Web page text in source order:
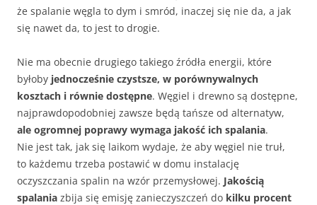
że spalanie węgla to dym i smród, inaczej się nie da, a jak
się nawet da, to jest to drogie.
Nie ma obecnie drugiego takiego źródła energii, które
byłoby jednocześnie czystsze, w porównywalnych
kosztach i równie dostępne. Węgiel i drewno są dostępne,
najprawdopodobniej zawsze będą tańsze od alternatyw,
ale ogromnej poprawy wymaga jakość ich spalania.
Nie jest tak, jak się laikom wydaje, że aby węgiel nie truł,
to każdemu trzeba postawić w domu instalację
oczyszczania spalin na wzór przemysłowej. Jakością
spalania zbija się emisję zanieczyszczeń do kilku procent